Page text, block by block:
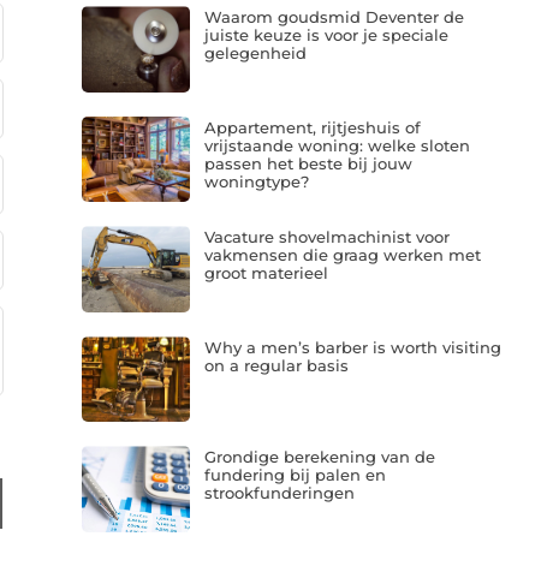
Waarom goudsmid Deventer de
juiste keuze is voor je speciale
gelegenheid
Appartement, rijtjeshuis of
vrijstaande woning: welke sloten
passen het beste bij jouw
woningtype?
Vacature shovelmachinist voor
vakmensen die graag werken met
groot materieel
Why a men’s barber is worth visiting
on a regular basis
Grondige berekening van de
fundering bij palen en
strookfunderingen